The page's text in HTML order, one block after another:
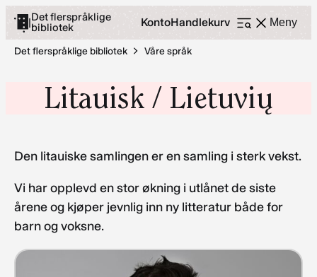
Hopp
innhold
|Det flerspråklige
bibliotek
KontoHandlekurv Meny
Åpne
Det flerspråklige bibliotek
Våre språk
Litauisk / Lietuvių
Den litauiske samlingen er en samling i sterk vekst.
Vi har opplevd en stor økning i utlånet de siste
årene og kjøper jevnlig inn ny litteratur både for
barn og voksne.